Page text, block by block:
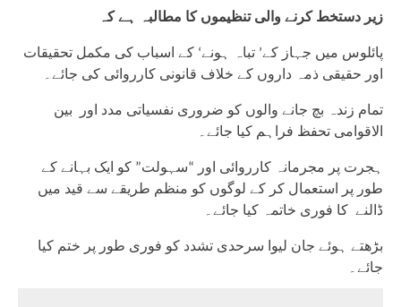
زیر دستخط کرنے والی تنظیموں کا مطالبہ ہے کہ
پائلوس میں جہاز کے’ تباہ ہونے‘ کے اسباب کی مکمل تحقیقات
اور حقیقی ذمہ داروں کے خلاف قانونی کارروائی کی جائے۔
تمام زندہ بچ جانے والوں کو ضروری نفسیاتی مدد اور بین
الاقوامی تحفظ فراہم کیا جائے۔
ہجرت پر مجرمانہ کارروائی اور “سہولت” کو ایک بہانے کے
طور پر استعمال کر کے لوگوں کو منظم طریقے سے قید میں
ڈالنے کا فوری خاتمہ کیا جائے۔
بڑھتے ہوئے جان لیوا سرحدی تشدد کو فوری طور پر ختم کیا
جائے۔